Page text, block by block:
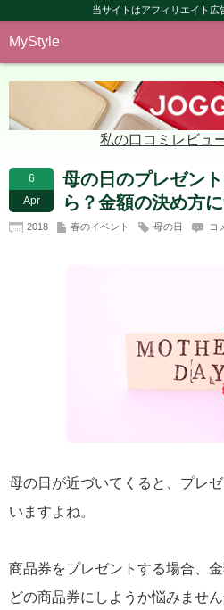
当サイトはアフィリエイト広
MyStyle
私の口コミレビュ
6
Apr
母の日のプレゼン
ら？金額の決め方
2018 春のイベント 母の日 コ
母の日が近づいてくると、プレ
いますよね。
商品券をプレゼントする場合、
どの商品券にしようか悩みません